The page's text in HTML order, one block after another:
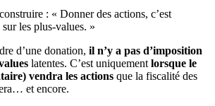
: « Donner des actions, c’est
les plus-values. »
d’une donation, il n’y a pas d’imposition
latentes. C’est uniquement lorsque le
vendra les actions que la fiscalité des
et encore.